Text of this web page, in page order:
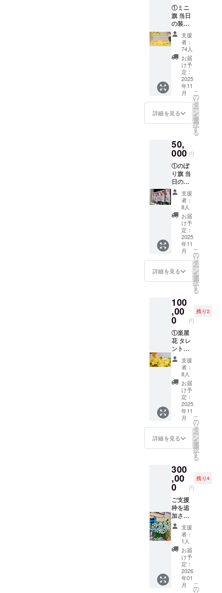
難しい場合がご
ざいますこと予
めご了承くださ
い。
ください。希望
のお名前がない
場合は、空欄で
も問題ございま
せん。 ※スタン
ドフラワー前
ボードのお持ち
帰り不可 ※7文字
以上のお名前・
特殊文字・記号
は使用できませ
ん。使用された
場合ご希望のお
難しい場合がご
ざいますこと予
①ミニ
旗 当日
の装飾
に使用
するミ
ニ旗を
作成致
しま
す。 ミ
ニ旗に
は、備
考欄に
記載の
お名前
（ニッ
クネー
文字以
内）を
印刷さ
せてい
ただき
ます。
開催
後、タ
レント
直筆サ
インを
入れた
状態で
ご自宅
へ発送
させて
いただ
ドフラ
ワー(名
前掲載 )
当日会
場にあ
るスタ
ンドフ
ラワー
前ボー
ドへ生
誕祭ご
支援者
様とし
て記載
された
お名前
を掲載
させて
クラウ
ドファ
ンディ
ング限
定ブロ
マイド
開催
後、タ
レント
直筆サ
インを
入れた
状態で
ご自宅
へ発送
させて
支援
者：
74人
お届
け予
定：
2025
年11
月
詳細を見る
こ
の
リ
タ
ー
ン
を
選
択
す
る
50,
000 円
①のぼ
り旗 当
日の装
飾に使
用す
る、の
ぼり旗
を作成
いたし
ます。
のぼり
旗には
備考欄
に記載
された
お名前
クネー
ム可・6
文字以
内）を
印刷さ
せてい
ただき
ます。
開催
後、タ
レント
直筆サ
インを
入れた
状態で
ご自宅
へ発送
させて
いただ
きま
スタン
ドフラ
ワー(名
前掲載 )
当日会
場にあ
るスタ
ンドフ
ラワー
前ボー
ドへ生
誕祭ご
支援者
様とし
てお名
前を掲
支援
者：
8人
お届
け予
定：
2025
年11
月
詳細を見る
こ
の
リ
タ
ー
ン
を
選
択
す
る
100
,00
0 円
残り2
①楽屋
花 タレ
ントが
使用す
る楽屋
にお花
をお届
けいた
しま
す。 お
花には
備考欄
に記載
された
お名前
（ニッ
ム可・6
文字以
内）を
印刷し
たプ
レート
を付け
させて
いただ
きま
す。生
誕イベ
ント当
日、お
名前の
記載さ
支援
者：
8人
お届
け予
定：
2025
年11
月
詳細を見る
こ
の
リ
タ
ー
ン
を
選
択
す
る
300
,00
0 円
残り4
ご支援
枠を追
加させ
ていた
だきま
した！
記載の
仕様上1
月発送
と設定
させて
いただ
支援
者：
1人
お届
け予
定：
2026
年01
月
こ
の